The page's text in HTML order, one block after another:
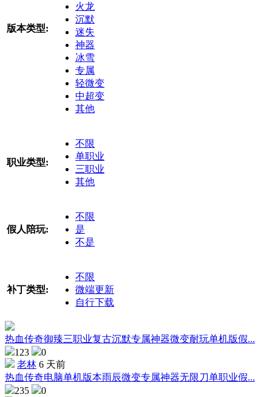
版本类型:
火龙
沉默
迷失
神器
冰雪
专属
轻微变
中超变
其他
职业类型:
不限
单职业
三职业
其他
假人陪玩:
不限
是
不是
补丁类型:
不限
微端更新
自行下载
热血传奇御臻三职业复古沉默专属神器微变耐玩单机版假...
123
0
老林 6 天前
热血传奇电脑单机版本雨辰微变专属神器无限刀单职业假...
235
0